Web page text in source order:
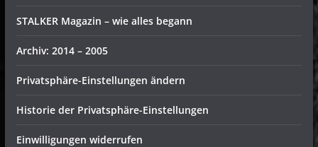
STALKER Magazin – wie alles begann
Archiv: 2014 – 2005
Privatsphäre-Einstellungen ändern
Historie der Privatsphäre-Einstellungen
Einwilligungen widerrufen